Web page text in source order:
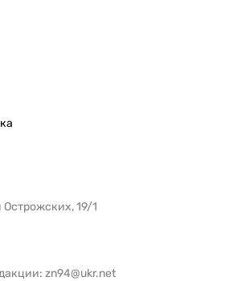
Острожских, 19/1
zn94@ukr.net